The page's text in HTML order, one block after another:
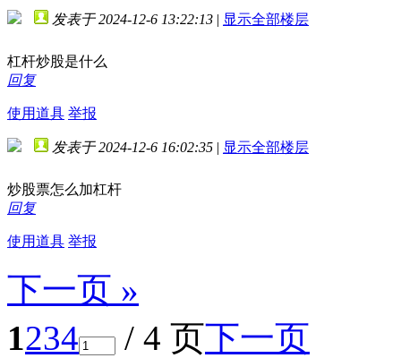
发表于 2024-12-6 13:22:13 | 显示全部楼层
杠杆炒股是什么
回复
使用道具 举报
发表于 2024-12-6 16:02:35 | 显示全部楼层
炒股票怎么加杠杆
回复
使用道具 举报
下一页 »
1234 / 4 页下一页